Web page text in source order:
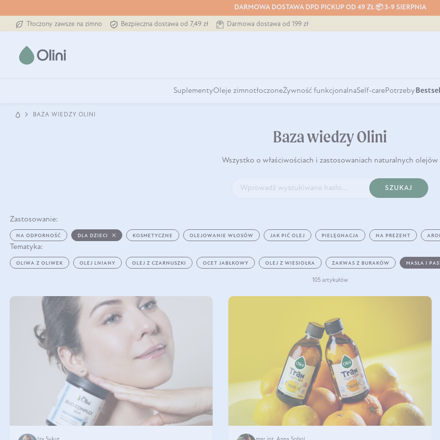
DARMOWA DOSTAWA DPD PICKUP OD 49 ZŁ 📦 3-9 SIERPNIA
Tłoczony zawsze na zimno Bezpieczna dostawa od 7,49 zł Darmowa dostawa od 199 zł
SuplementyOleje zimnotłoczoneŻywność funkcjonalnaSelf-carePotrzeby
BAZA WIEDZY OLINI
Baza wiedzy Olini
Wszystko o właściwościach i zastosowaniach naturalnych olejów
SZUKAJ
Zastosowanie:
NA ODPORNOŚĆ DLA DZIECI KOSMETYCZNE OLEJOWANIE WŁOSÓW JAK PIĆ OLEJ PIELĘGNACJA NA PREZENT
Tematyka:
OLIWA Z OLIWEK OLEJ LNIANY OLEJ Z CZARNUSZKI OCET JABŁKOWY OLEJ Z WIESIOŁKA ZAKWAS Z BURAKÓW MASŁA I
105 artykułów